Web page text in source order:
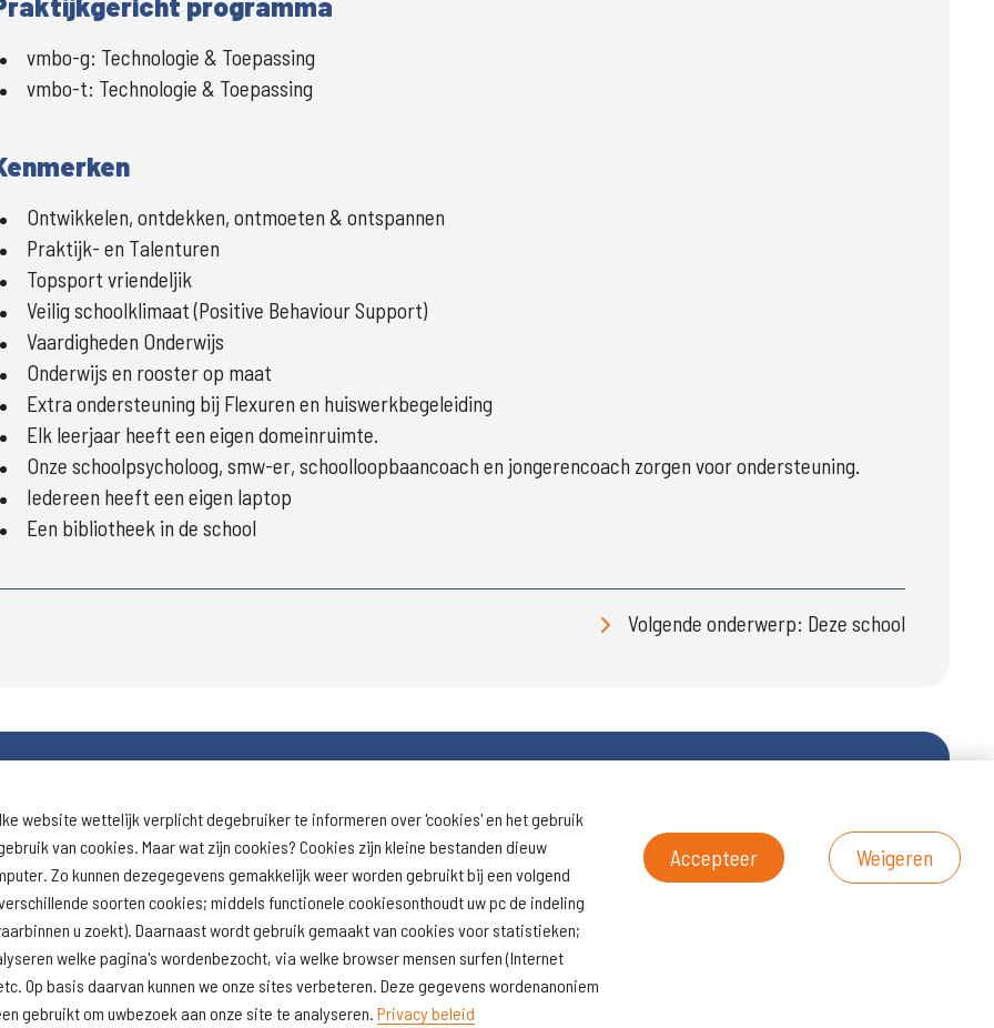
website wettelijk verplicht degebruiker te informeren over 'cookies' en het gebruik
van cookies. Maar wat zijn cookies? Cookies zijn kleine bestanden dieuw
Zo kunnen dezegegevens gemakkelijk weer worden gebruikt bij een volgend
soorten cookies; middels functionele cookiesonthoudt uw pc de indeling
u zoekt). Daarnaast wordt gebruik gemaakt van cookies voor statistieken;
welke pagina's wordenbezocht, via welke browser mensen surfen (Internet
Op basis daarvan kunnen we onze sites verbeteren. Deze gegevens wordenanoniem
gebruikt om uwbezoek aan onze site te analyseren. Privacy beleid
Accepteer Weigeren
vmbo-g: Technologie & Toepassing
vmbo-t: Technologie & Toepassing
Ontwikkelen, ontdekken, ontmoeten & ontspannen
Praktijk- en Talenturen
Topsport vriendeljik
Veilig schoolklimaat (Positive Behaviour Support)
Vaardigheden Onderwijs
Onderwijs en rooster op maat
Extra ondersteuning bij Flexuren en huiswerkbegeleiding
Elk leerjaar heeft een eigen domeinruimte.
Onze schoolpsycholoog, smw-er, schoolloopbaancoach en jongerencoach zorgen voor ondersteuning.
Iedereen heeft een eigen laptop
Een bibliotheek in de school
Volgende onderwerp: Deze school
schoolprofiel
Naar schoolresultaten
(inspectie)
Naar
scholenopdekaart.nl